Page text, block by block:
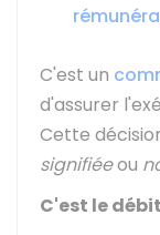
C'est un
d'assurer
Cette
signifiéeou
C'est le